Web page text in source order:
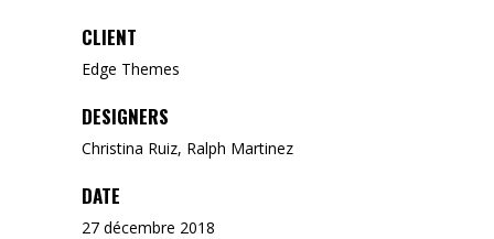
CLIENT
Edge Themes
DESIGNERS
Christina Ruiz, Ralph Martinez
DATE
27 décembre 2018